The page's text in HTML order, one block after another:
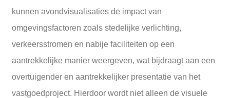
kunnen avondvisualisaties de impact van
omgevingsfactoren zoals stedelijke verlichting,
verkeersstromen en nabije faciliteiten op een
aantrekkelijke manier weergeven, wat bijdraagt aan een
overtuigender en aantrekkelijker presentatie van het
vastgoedproject. Hierdoor wordt niet alleen de visuele